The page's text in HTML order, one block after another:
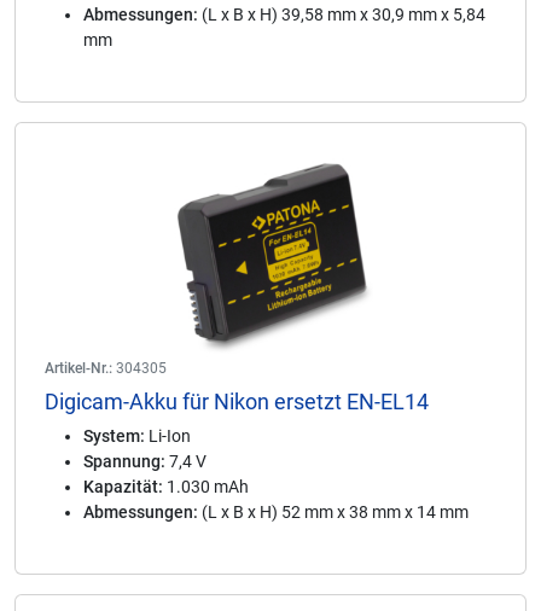
Abmessungen: (L x B x H) 39,58 mm x 30,9 mm x 5,84
mm
Artikel-Nr.: 304305
Digicam-Akku für Nikon ersetzt EN-EL14
System: Li-Ion
Spannung: 7,4 V
Kapazität: 1.030 mAh
Abmessungen: (L x B x H) 52 mm x 38 mm x 14 mm